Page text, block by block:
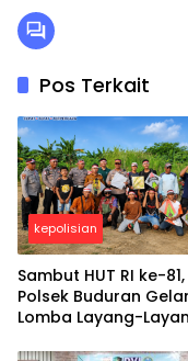
Pos Terkait
kepolisian
Sambut HUT RI ke-81,
Polsek Buduran Gelar
Lomba Layang-